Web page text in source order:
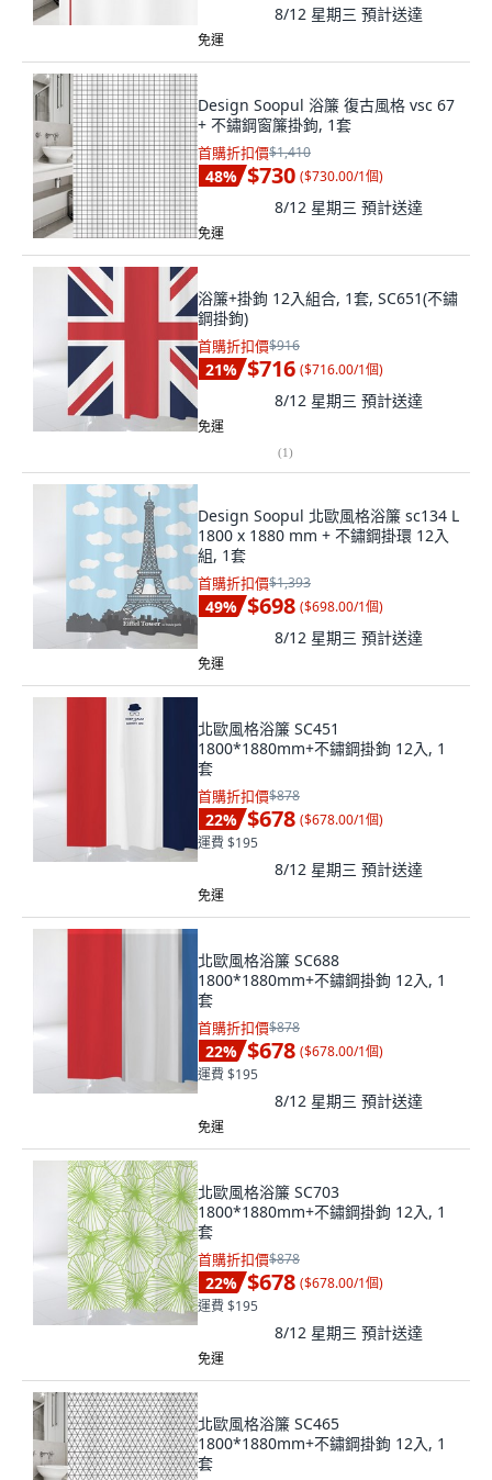
8/12 星期三 預計送達
免運
Design Soopul 浴簾 復古風格 vsc 67
+ 不鏽鋼窗簾掛鉤, 1套
首購折扣價$1,410
48% $730 ($730.00/1個)
8/12 星期三 預計送達
免運
浴簾+掛鉤 12入組合, 1套, SC651(不鏽
鋼掛鉤)
首購折扣價$916
21% $716 ($716.00/1個)
8/12 星期三 預計送達
免運
(1)
Design Soopul 北歐風格浴簾 sc134 L
1800 x 1880 mm + 不鏽鋼掛環 12入
組, 1套
首購折扣價$1,393
49% $698 ($698.00/1個)
8/12 星期三 預計送達
免運
北歐風格浴簾 SC451
1800*1880mm+不鏽鋼掛鉤 12入, 1
套
首購折扣價$878
22% $678 ($678.00/1個)
運費 $195
8/12 星期三 預計送達
免運
北歐風格浴簾 SC688
1800*1880mm+不鏽鋼掛鉤 12入, 1
套
首購折扣價$878
22% $678 ($678.00/1個)
運費 $195
8/12 星期三 預計送達
免運
北歐風格浴簾 SC703
1800*1880mm+不鏽鋼掛鉤 12入, 1
套
首購折扣價$878
22% $678 ($678.00/1個)
運費 $195
8/12 星期三 預計送達
免運
北歐風格浴簾 SC465
1800*1880mm+不鏽鋼掛鉤 12入, 1
套